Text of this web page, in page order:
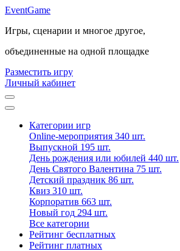
EventGame
Игры, сценарии и многое другое,
объединенные на одной площадке
Разместить игру
Личный кабинет
Категории игр
Online-мероприятия 340 шт.
Выпускной 195 шт.
День рождения или юбилей 440 шт.
День Святого Валентина 75 шт.
Детский праздник 86 шт.
Квиз 310 шт.
Корпоратив 663 шт.
Новый год 294 шт.
Все категории
Рейтинг бесплатных
Рейтинг платных